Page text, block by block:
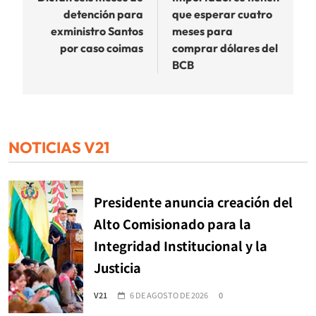
entradas
detención para
exministro Santos
por caso coimas
que esperar cuatro
meses para
comprar dólares del
BCB
NOTICIAS V21
Presidente anuncia creación del
Alto Comisionado para la
Integridad Institucional y la
Justicia
V21 6 DE AGOSTO DE 2026 0